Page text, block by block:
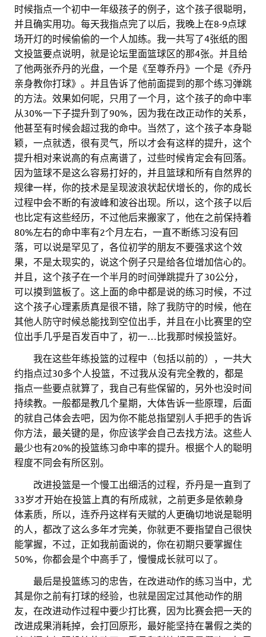
时候指点一个初中一年级孩子的例子，这个孩子很聪明，
并且确实用功。每天我指点完了以后，我晚上在8-9点球
场开灯的时候偷偷的一个人加练。我一共写了4张纸的图
文投篮要点说明，就是论坛里面篮球区的那4张。并且给
了他两张乔丹的光盘，一个是《至尊乔丹》一个是《乔丹
亲身教你打球》。并且告诉了他前面提到的那个练习弹跳
的方法。效果如何呢，只用了一个月，这个孩子的命中率
从30%一下子提升到了90%，因为我在改正动作的关系，
他甚至有时候会超过我的命中。当然了，这个孩子本身聪
颖，一点就透，很有灵气，所以才会有这样的提升，这个
提升相对来说高的有点离谱了，过些时候肯定会有回落。
因为篮球不是这么容易打好的，并且篮球和所有自然界的
规律一样，你的技术是呈现波浪状起伏增长的，你的成长
过程中会不断的有波峰和波谷出现。所以，这个孩子以后
也比定有这些经历，不过他后来搬家了，他在之前保持着
80%左右的命中率有2个月左右，一直不断练习没有回
落，可以说是罕见了，各位初学的朋友不要强求这个效
果，不是太现实的，说这个例子只是给各位增加信心的。
并且，这个孩子在一个半月的时间弹跳提升了30公分，
可以摸到篮板了。这上面的命中都是说的练习时候，不过
这个孩子心理素质真是很不错，除了我防守的时候，他在
其他人防守时候总能找到空位出手，并且在小比赛里的空
位出手几乎是百发百中了，初一…比我那时候投篮好。
我在这些年练投篮的过程中（包括以前的），一共大
约指点过30多个人投篮，不过我从没有完全教的，都是
指点一些要点就算了，我自己有些保留的，另外也没时间
持续教。一般都是教几个星期，大体告诉一些原理，后面
的就自己体会去吧，因为你不能总指望别人手把手的告诉
你方法，最关键的是，你应该学会自己去找方法。这些人
最少也有20%的投篮练习命中率的提升。根据个人的聪明
程度不同会有所区别。
改进投篮是一个慢工出细活的过程，乔丹是一直到了
33岁才开始在投篮上真的有所成就，之前更多是依赖身
体素质，所以，连乔丹这样有天赋的人更确切地说是聪明
的人，都改了这么多年才完美，你就更不要指望自己很快
能掌握，不过，正如我前面说的，你在初期只要掌握住
50%，你都会是个中高手了，慢慢成长就可以了。
最后是投篮练习的忠告，在改进动作的练习当中，尤
其是你之前有打球的经验，也就是固定过其他动作的朋
友，在改进动作过程中要少打比赛，因为比赛会把一天的
改进成果消耗掉，会打回原形，最好能坚持在暑假之类的